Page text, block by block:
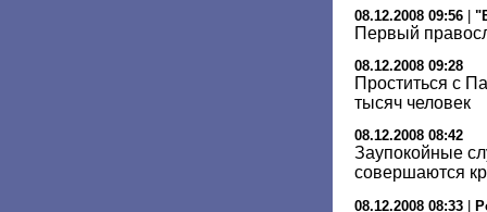
08.12.2008 09:56 |
Первый
08.12.2008 09:28
Проститься с
тысяч человек
08.12.2008 08:42
Заупокойные
совершаются
08.12.2008 08:33 |